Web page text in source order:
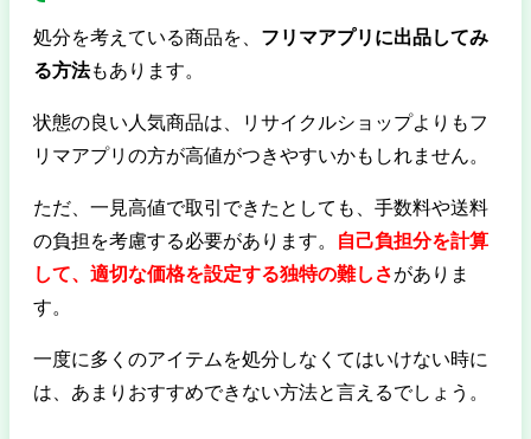
処分を考えている商品を、 フリマアプリに出品してみ
る方法もあります。
状態の良い人気商品は、リサイクルショップよりもフ
リマアプリの方が高値がつきやすいかもしれません。
ただ、一見高値で取引できたとしても、手数料や送料
の負担を考慮する必要があります。
自己負担分を計算
して、適切な価格を設定する独特の難しさがありま
す。
一度に多くのアイテムを処分しなくてはいけない時に
は、あまりおすすめできない方法と言えるでしょう。